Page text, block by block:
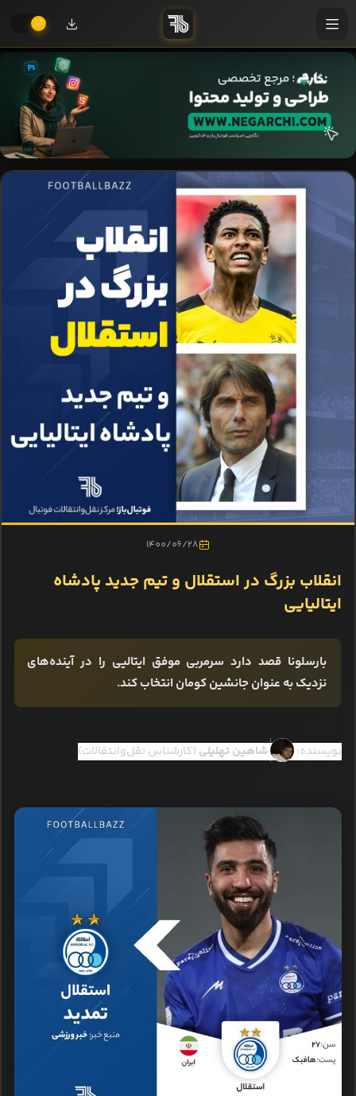
1400/06/28
انقلاب بزرگ در استقلال و تیم جدید پادشاه
ایتالیایی
بارسلونا قصد دارد سرمربی موفق ایتالیی را در آینده‌های
نزدیک به عنوان جانشین کومان انتخاب کند.
نویسنده: شاهین تهلیلی (کارشناس نقل‌وانتقالات)